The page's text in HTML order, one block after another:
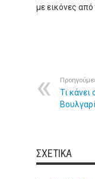
με εικόνες
Τι κάνει
ΣΧΕΤΙΚΆ